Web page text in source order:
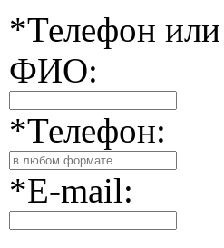
*Телефон
ФИО:
*Телефон:
*E-mail: